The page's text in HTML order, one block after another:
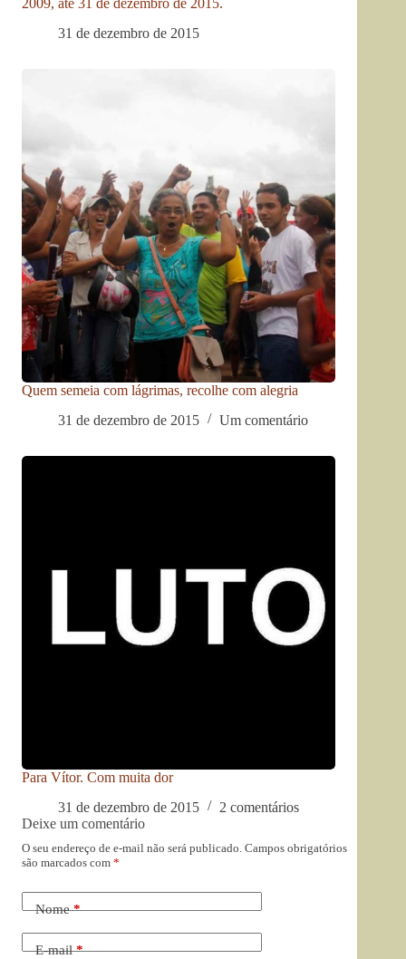
2009, até 31 de dezembro de 2015.
31 de dezembro de 2015
Quem semeia com lágrimas, recolhe com alegria
31 de dezembro de 2015
Um comentário
Para Vítor. Com muita dor
31 de dezembro de 2015
2 comentários
Deixe um comentário
O seu endereço de e-mail não será publicado. Campos obrigatórios
são marcados com *
Nome*
E-mail*